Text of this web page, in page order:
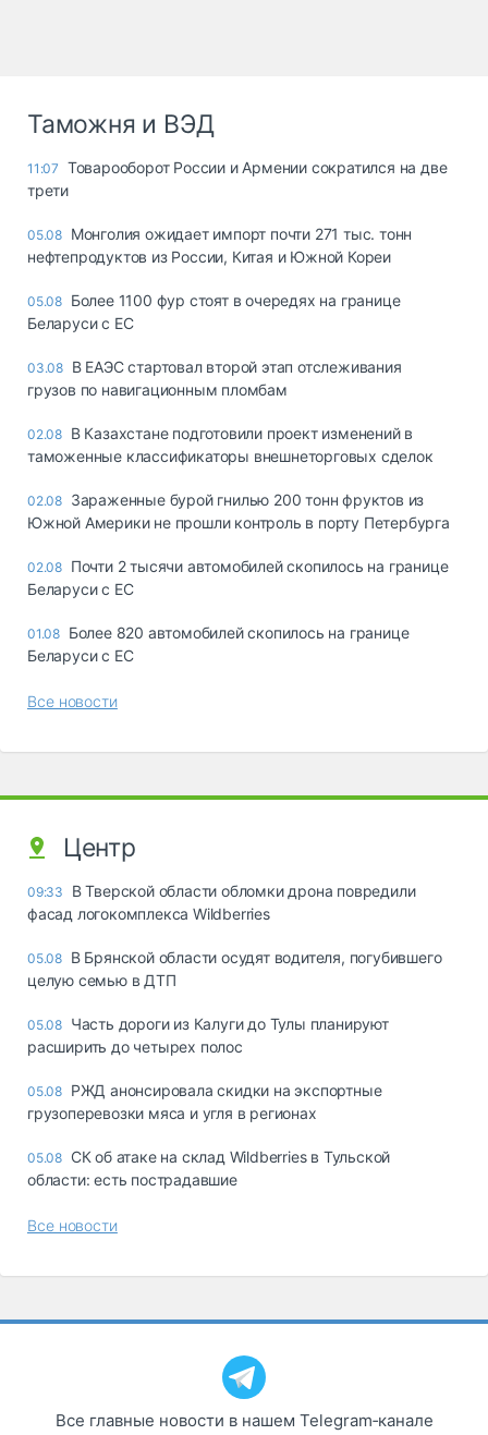
Таможня и ВЭД
11:07 Товарооборот России и Армении сократился на две
трети
05.08 Монголия ожидает импорт почти 271 тыс. тонн
нефтепродуктов из России, Китая и Южной Кореи
05.08 Более 1100 фур стоят в очередях на границе
Беларуси с ЕС
03.08 В ЕАЭС стартовал второй этап отслеживания
грузов по навигационным пломбам
02.08 В Казахстане подготовили проект изменений в
таможенные классификаторы внешнеторговых сделок
02.08 Зараженные бурой гнилью 200 тонн фруктов из
Южной Америки не прошли контроль в порту Петербурга
02.08 Почти 2 тысячи автомобилей скопилось на границе
Беларуси с ЕС
01.08 Более 820 автомобилей скопилось на границе
Беларуси с ЕС
Все новости
Центр
09:33
В Тверской области обломки дрона повредили
фасад логокомплекса Wildberries
05.08 В Брянской области осудят водителя, погубившего
целую семью в ДТП
05.08 Часть дороги из Калуги до Тулы планируют
расширить до четырех полос
05.08 РЖД анонсировала скидки на экспортные
грузоперевозки мяса и угля в регионах
05.08 СК об атаке на склад Wildberries в Тульской
области: есть пострадавшие
Все новости
Все главные новости в нашем Telegram‑канале